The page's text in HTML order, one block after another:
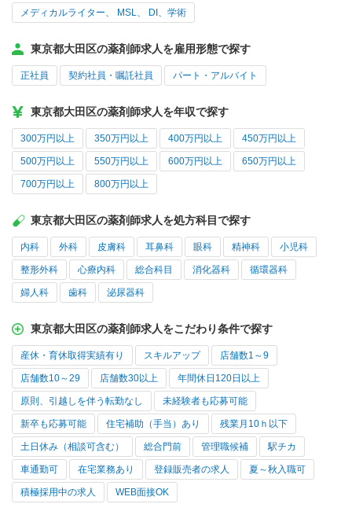
メディカルライター、 MSL、 DI、学術
東京都大田区の薬剤師求人を雇用形態で探す
正社員 契約社員・嘱託社員 パート・アルバイト
東京都大田区の薬剤師求人を年収で探す
300万円以上 350万円以上 400万円以上 450万円以上
500万円以上 550万円以上 600万円以上 650万円以上
700万円以上 800万円以上
東京都大田区の薬剤師求人を処方科目で探す
内科 外科 皮膚科 耳鼻科 眼科 精神科 小児科
整形外科 心療内科 総合科目 消化器科 循環器科
婦人科 歯科 泌尿器科
東京都大田区の薬剤師求人をこだわり条件で探す
産休・育休取得実績有り スキルアップ 店舗数1～9
店舗数10～29 店舗数30以上 年間休日120日以上
原則、引越しを伴う転勤なし 未経験者も応募可能
新卒も応募可能 住宅補助（手当）あり 残業月10ｈ以下
土日休み（相談可含む） 総合門前 管理職候補 駅チカ
車通勤可 在宅業務あり 登録販売者の求人 夏～秋入職可
積極採用中の求人 WEB面接OK